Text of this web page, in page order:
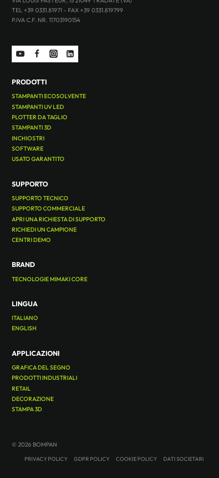
TEL +39 0331.81971 - FAX +39 0331.819799
P.IVA C.F. NR. 11703190154
PRODOTTI
STAMPANTI ECOSOLVENTE
STAMPANTI UV LED
PLOTTER DA TAGLIO
STAMPANTI 3D
INCHIOSTRI
SOFTWARE
USATO GARANTITO
SUPPORTO
SUPPORTO TECNICO
SUPPORTO COMMERCIALE
APRI UNA RICHIESTA DI SUPPORTO
RICHIEDI UN CAMPIONE
CENTRI DEMO
BRAND
TECNOLOGIE MIMAKI CORE
LINGUA
ITALIANO
ENGLISH
APPLICAZIONI
GRAFICA DEL SEGNO
PRODOTTI INDUSTRIALI
RETAIL
DECORAZIONE
STAMPA 3D
© 2026 BOMPAN
PRIVACY POLICY GDPR POLICY COOKIE POLICY DATI SOCIETARI